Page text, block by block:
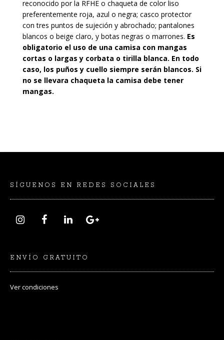
reconocido por la RFHE o chaqueta de color liso
preferentemente roja, azul o negra; casco protector
con tres puntos de sujeción y abrochado; pantalones
blancos o beige claro, y botas negras o marrones. Es
obligatorio el uso de una camisa con mangas
cortas o largas y corbata o tirilla blanca. En todo
caso, los puños y cuello siempre serán blancos. Si
no se llevara chaqueta la camisa debe tener
mangas.
SÍGUENOS EN REDES SOCIALES
ENVÍO GRATUITO
Vercondiciones